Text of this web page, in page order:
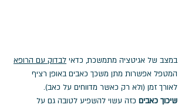
במצב של אגיטציה מתמשכת, כדאי לבדוק עם הרופא
המטפל אפשרות מתן משכך כאבים באופן רציף
לאורך זמן (ולא רק כאשר מדווחים על כאב).
שיכוך כאבים כזה עשוי להשפיע לטובה גם על